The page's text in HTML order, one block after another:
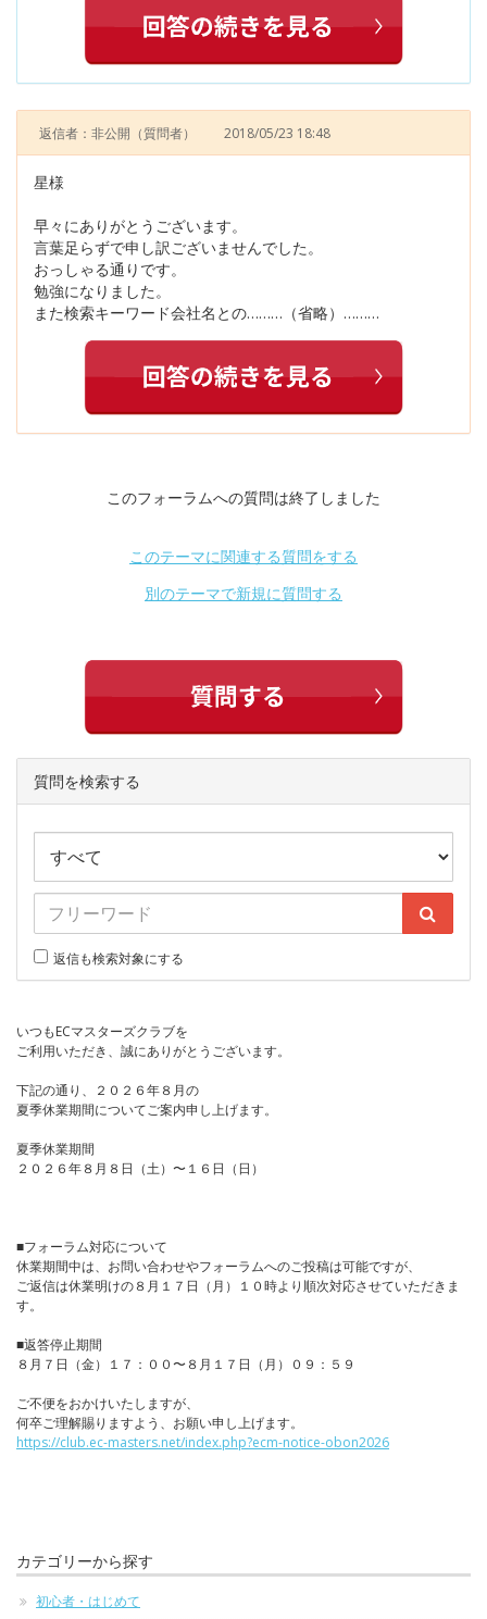
返信者：非公開 （質問者） 2018/05/23 18:48
星様
早々にありがとうございます。
言葉足らずで申し訳ございませんでした。
おっしゃる通りです。
勉強になりました。
また検索キーワード会社名との………（省略）………
このフォーラムへの質問は終了しました
このテーマに関連する質問をする
別のテーマで新規に質問する
質問を検索する
返信も検索対象にする
いつもECマスターズクラブを
ご利用いただき、誠にありがとうございます。
下記の通り、２０２６年８月の
夏季休業期間についてご案内申し上げます。
夏季休業期間
２０２６年８月８日（土）〜１６日（日）
■フォーラム対応について
休業期間中は、お問い合わせやフォーラムへのご投稿は可能ですが、
ご返信は休業明けの８月１７日（月）１０時より順次対応させていただきま
す。
■返答停止期間
８月７日（金）１７：００〜８月１７日（月）０９：５９
ご不便をおかけいたしますが、
何卒ご理解賜りますよう、お願い申し上げます。
https://club.ec-masters.net/index.php?ecm-notice-obon2026
カテゴリーから探す
初心者・はじめて